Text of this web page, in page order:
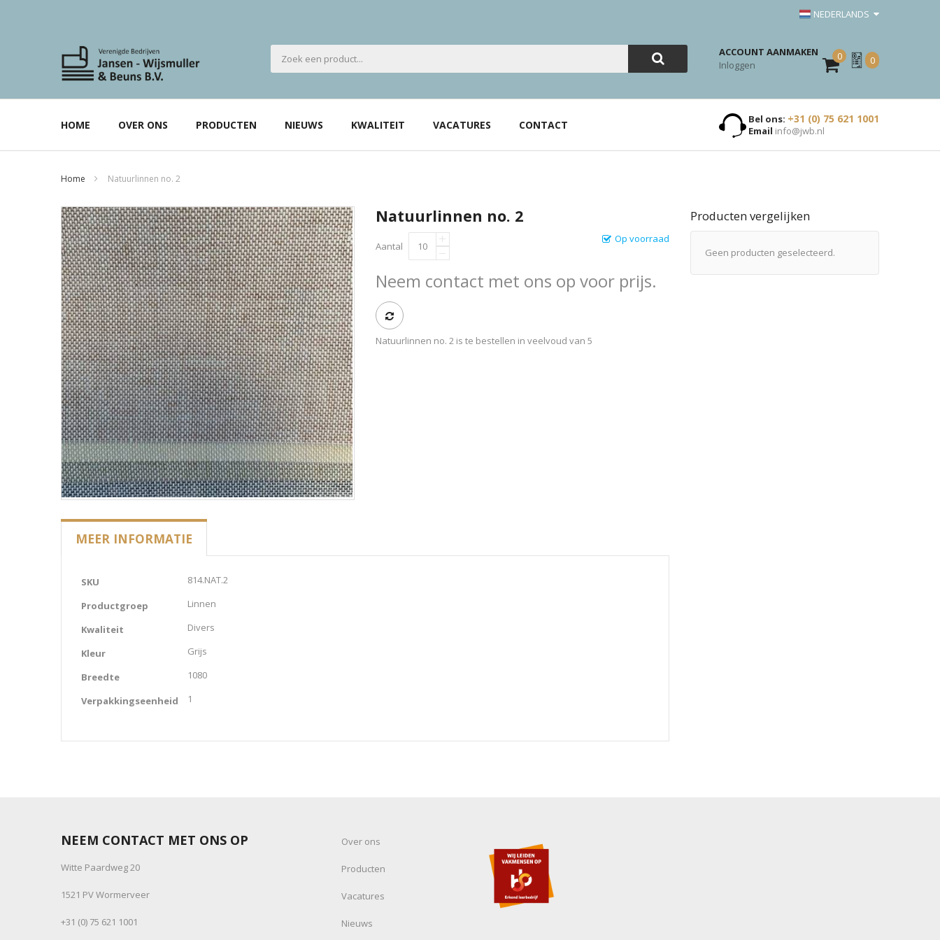
NEDERLANDS
ACCOUNT AANMAKEN
Inloggen
0
Mijn
Offerte
0
HOME OVER ONS PRODUCTEN NIEUWS KWALITEIT VACATURES CONTACT Bel ons: +31 (0) 75 621 1001
Email info@jwb.nl
Home Natuurlinnen no. 2
Natuurlinnen no. 2
Op voorraad
Aantal
Neem contact met ons op voor prijs.
Natuurlinnen no. 2 is te bestellen in veelvoud van 5
MEER INFORMATIE
SKU 814.NAT.2
Productgroep Linnen
Kwaliteit Divers
Kleur Grijs
Breedte 1080
Verpakkingseenheid 1
Producten vergelijken
Geen producten geselecteerd.
NEEM CONTACT MET ONS OP
Witte Paardweg 20
1521 PV Wormerveer
+31 (0) 75 621 1001
Over ons
Producten
Vacatures
Nieuws